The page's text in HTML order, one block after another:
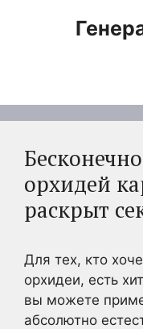
орхидей
раскрыт
Для тех, кто
орхидеи, есть
вы можете
абсолютно